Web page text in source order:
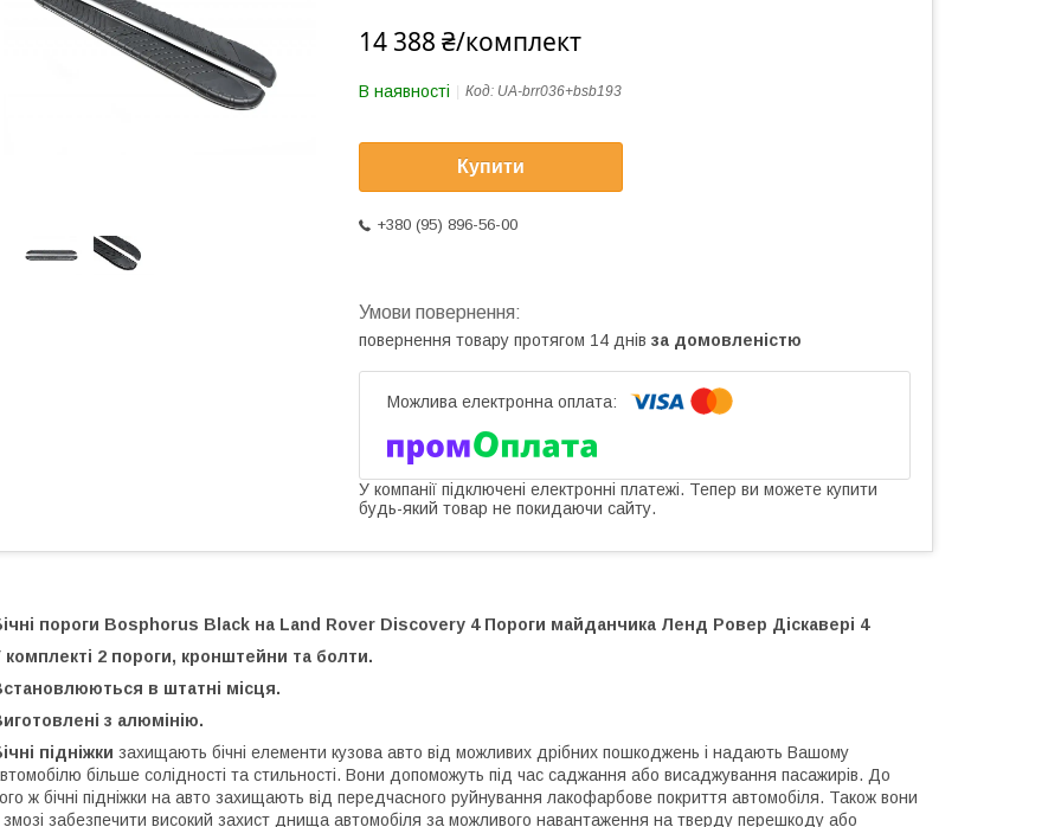
14 388 ₴/комплект
В наявності Код: UA-brr036+bsb193
Купити
+380 (95) 896-56-00
повернення товару протягом 14 днів за домовленістю
У компанії підключені електронні платежі. Тепер ви можете купити
будь-який товар не покидаючи сайту.
пороги Bosphorus Black на Land Rover Discovery 4 Пороги майданчика Ленд Ровер Діскавері 4
комплекті 2 пороги, кронштейни та болти.
в штатні місця.
з алюмінію.
підніжки захищають бічні елементи кузова авто від можливих дрібних пошкоджень і надають Вашому
більше солідності та стильності. Вони допоможуть під час саджання або висаджування пасажирів. До
ж бічні підніжки на авто захищають від передчасного руйнування лакофарбове покриття автомобіля. Також вони
змозі забезпечити високий захист днища автомобіля за можливого навантаження на тверду перешкоду або